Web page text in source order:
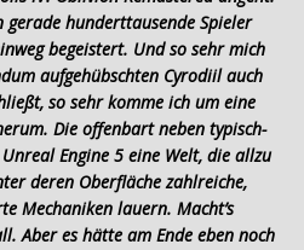
gerade hunderttausende Spieler
begeistert. Und so sehr mich
aufgehübschten Cyrodiil auch
so sehr komme ich um eine
Die offenbart neben typisch-
Engine 5 eine Welt, die allzu
deren Oberfläche zahlreiche,
Mechaniken lauern. Macht’s
Aber es hätte am Ende eben noch